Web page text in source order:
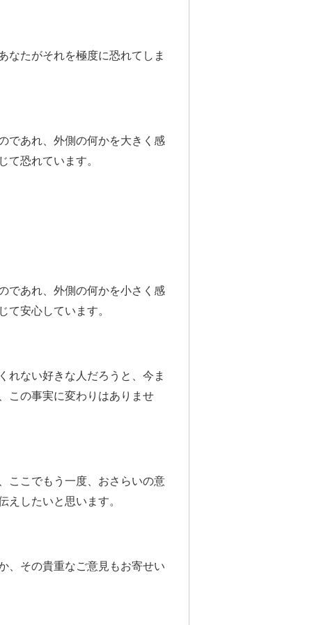
なたがそれを極度に恐れてしま
であれ、外側の何かを大きく感
て恐れています。
であれ、外側の何かを小さく感
て安心しています。
れない好きな人だろうと、今ま
この事実に変わりはありませ
ここでもう一度、おさらいの意
えしたいと思います。
、その貴重なご意見もお寄せい